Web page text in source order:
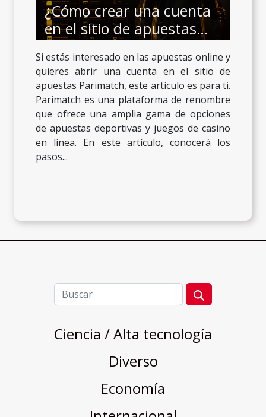
¿Cómo crear una cuenta
en el sitio de apuestas
Parimatch ?
Si estás interesado en las apuestas online y
quieres abrir una cuenta en el sitio de
apuestas Parimatch, este artículo es para ti.
Parimatch es una plataforma de renombre
que ofrece una amplia gama de opciones
de apuestas deportivas y juegos de casino
en línea. En este artículo, conocerá los
pasos...
Ciencia / Alta tecnología
Diverso
Economía